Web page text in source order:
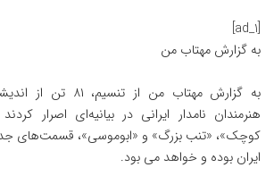
[ad_1]
به گزارش مهتاب من
به گزارشمهتاب من
از تنسیم، ۸۱
هنرمندان نامدار ایرانی در بیانیه‌ای اصرار
کوچک»، «تنب بزرگ» و «ابوموسی»، قسمت‌های
ایران بوده و خواهد می بود.